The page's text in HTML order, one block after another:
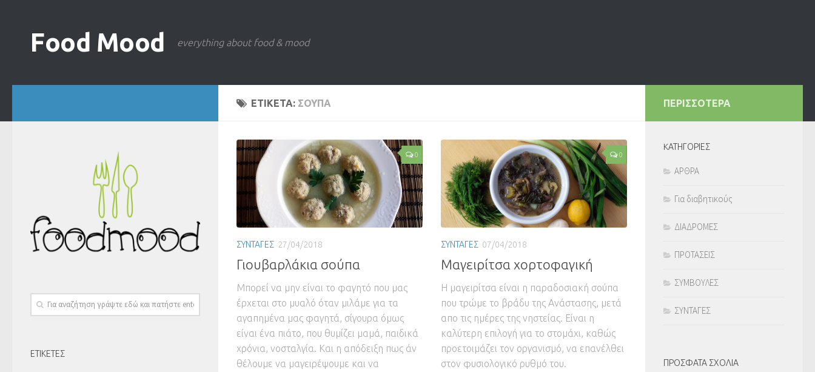
Food Mood everything about food & mood
ΕΤΙΚΕΤΑ: ΣΟΥΠΑ
0
ΣΥΝΤΑΓΕΣ 27/04/2018
Γιουβαρλάκια σούπα
Μπορεί να μην είναι το φαγητό που μας
έρχεται στο μυαλό όταν μιλάμε για τα
αγαπημένα μας φαγητά, σίγουρα όμως
είναι ένα πιάτο, που θυμίζει μαμά, παιδικά
χρόνια, νοσταλγία. Και η απόδειξη πως άν
θέλουμε να μαγειρέψουμε και να
0
ΣΥΝΤΑΓΕΣ 07/04/2018
Μαγειρίτσα χορτοφαγική
Η μαγειρίτσα είναι η παραδοσιακή σούπα
που τρώμε το βράδυ της Ανάστασης, μετά
απο τις ημέρες της νηστείας. Είναι η
καλύτερη επιλογή για το στομάχι, καθώς
προετοιμάζει τον οργανισμό, να επανέλθει
στον φυσιολογικό ρυθμό του.
ΕΤΙΚΕΤΕΣ
ΠΕΡΙΣΣΟΤΕΡΑ
KΑΤΗΓΟΡΙΕΣ
ΑΡΘΡΑ
Για διαβητικούς
ΔΙΑΔΡΟΜΕΣ
ΠΡΟΤΑΣΕΙΣ
ΣΥΜΒΟΥΛΕΣ
ΣΥΝΤΑΓΕΣ
ΠΡΟΣΦΑΤΑ ΣΧΟΛΙΑ